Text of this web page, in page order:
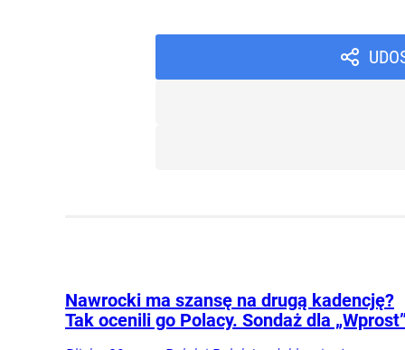
Nawrocki ma szansę na drugą kadencję?
Tak ocenili go Polacy. Sondaż dla